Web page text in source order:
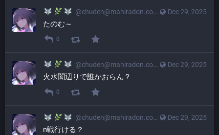
Dec 29, 2025
@chuden@mahiradon.com
たのむ～
0
Dec 29, 2025
@chuden@mahiradon.com
火水闇辺りで誰かおらん？
0
Dec 29, 2025
@chuden@mahiradon.com
n戦行ける？